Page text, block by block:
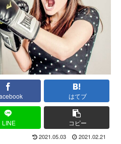
はてブ
LINE コピー
2021.05.03 2021.02.21